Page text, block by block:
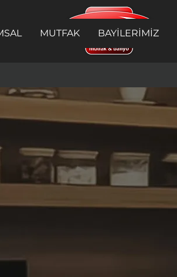
MUTFAK BAYİLERİMİZ